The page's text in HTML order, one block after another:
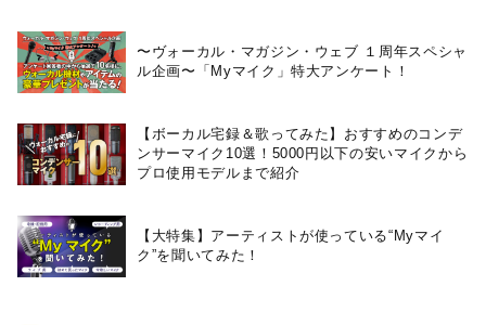
〜ヴォーカル・マガジン・ウェブ １周年スペシャ
ル企画〜「Myマイク」特大アンケート！
【ボーカル宅録＆歌ってみた】おすすめのコンデ
ンサーマイク10選！5000円以下の安いマイクから
プロ使用モデルまで紹介
【大特集】アーティストが使っている“Myマイ
ク”を聞いてみた！